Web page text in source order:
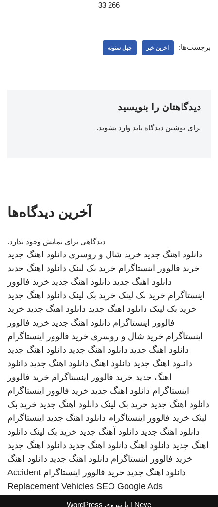
266 33
برچسب‌ها: اخرین خبر چهل ستونه
دیدگاهتان را بنویسید
برای نوشتن دیدگاه باید وارد بشوید.
آخرین دیدگاه‌ها
دیدگاهی برای نمایش وجود ندارد.
دانلود اهنگ جدید خرید شال و روسری دانلود اهنگ جدید
خرید فالوور اینستاگرام خرید بک لینک دانلود اهنگ جدید
دانلود اهنگ جدید دانلود اهنگ جدید خرید فالوور
اینستاگرام خرید بک لینک خرید بک لینک دانلود اهنگ جدید
خرید بک لینک دانلود اهنگ جدید دانلود اهنگ جدید خرید
فالوور اینستاگرام دانلود اهنگ جدید خرید فالوور
اینستاگرام خرید شال و روسری خرید فالوور اینستاگرام
دانلود اهنگ جدید دانلود اهنگ جدید دانلود اهنگ جدید
دانلود اهنگ جدید دانلود اهنگ دانلود اهنگ جدید دانلود
اهنگ جدید خرید فالوور اینستاگرام خرید فالوور
اینستاگرام دانلود اهنگ جدید خرید فالوور اینستاگرام
دانلود اهنگ جدید خرید بک لینک دانلود اهنگ جدید خرید بک
لینک خرید فالوور اینستاگرام دانلود اهنگ جدید اینستاگرام
دانلود اهنگ جدید دانلود آهنگ جدید خرید بک لینک دانلود
اهنگ جدید دانلود اهنگ دانلود اهنگ جدید دانلود اهنگ جدید
خرید فالوور اینستاگرام دانلود اهنگ جدید دانلود اهنگ
دانلود اهنگ جدید خرید فالوور اینستاگرام Accident
Replacement Vehicles SEO Google Ads
Neve | با نیروی WordPress